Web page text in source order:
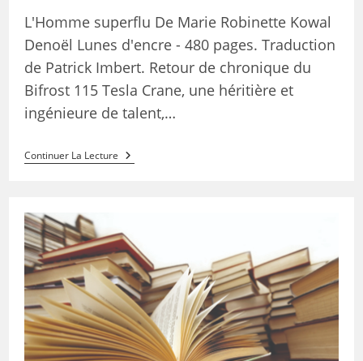
L'Homme superflu De Marie Robinette Kowal
Denoël Lunes d'encre - 480 pages. Traduction
de Patrick Imbert. Retour de chronique du
Bifrost 115 Tesla Crane, une héritière et
ingénieure de talent,…
Continuer La Lecture